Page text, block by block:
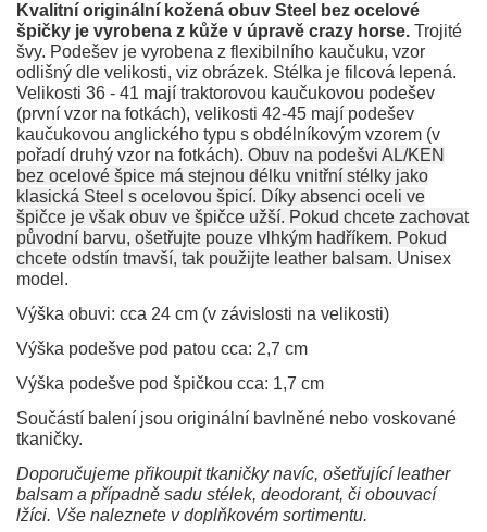
Kvalitní originální kožená obuv Steel bez ocelové
špičky je vyrobena z kůže v úpravě crazy horse. Trojité
švy. Podešev je vyrobena z flexibilního kaučuku, vzor
odlišný dle velikosti, viz obrázek. Stélka je filcová lepená.
Velikosti 36 - 41 mají traktorovou kaučukovou podešev
(první vzor na fotkách), velikosti 42-45 mají podešev
kaučukovou anglického typu s obdélníkovým vzorem (v
pořadí druhý vzor na fotkách). Obuv na podešvi AL/KEN
bez ocelové špice má stejnou délku vnitřní stélky jako
klasická Steel s ocelovou špicí. Díky absenci oceli ve
špičce je však obuv ve špičce užší. Pokud chcete zachovat
původní barvu, ošetřujte pouze vlhkým hadříkem. Pokud
chcete odstín tmavší, tak použijte leather balsam. Unisex
model.
Výška obuvi: cca 24 cm (v závislosti na velikosti)
Výška podešve pod patou cca: 2,7 cm
Výška podešve pod špičkou cca: 1,7 cm
Součástí balení jsou originální bavlněné nebo voskované
tkaničky.
Doporučujeme přikoupit tkaničky navíc, ošetřující leather
balsam a případně sadu stélek, deodorant, či obouvací
lžíci. Vše naleznete v doplňkovém sortimentu.